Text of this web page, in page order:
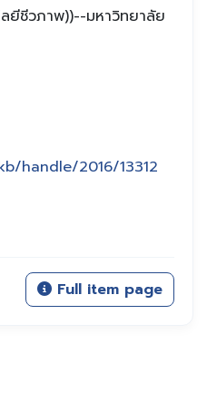
ยีชีวภาพ))--มหาวิทยาลัย
handle/2016/13312
Full item page